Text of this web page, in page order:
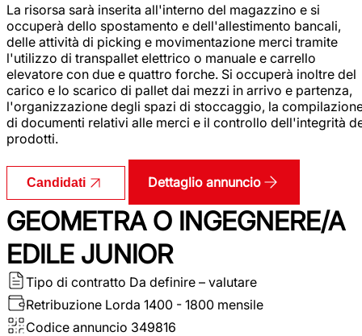
La risorsa sarà inserita all'interno del magazzino e si
occuperà dello spostamento e dell'allestimento bancali,
delle attività di picking e movimentazione merci tramite
l'utilizzo di transpallet elettrico o manuale e carrello
elevatore con due e quattro forche. Si occuperà inoltre del
carico e lo scarico di pallet dai mezzi in arrivo e partenza,
l'organizzazione degli spazi di stoccaggio, la
di documenti relativi alle merci e il controllo dell'integrità
prodotti.
Candidati Dettaglio annuncio
GEOMETRA O INGEGNERE/A
EDILE JUNIOR
Tipo di contratto Da definire – valutare
Retribuzione Lorda 1400 - 1800 mensile
Codice annuncio 349816